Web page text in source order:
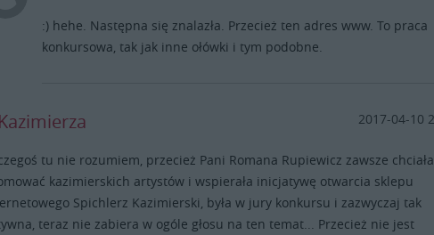
:) hehe. Następna się znalazła. Przecież ten adres www. To praca
konkursowa, tak jak inne ołówki i tym podobne.
2017-04-10
tu nie rozumiem, przecież Pani Romana Rupiewicz zawsze chciała
kazimierskich artystów i wspierała inicjatywę otwarcia sklepu
Spichlerz Kazimierski, była w jury konkursu i zazwyczaj tak
teraz nie zabiera w ogóle głosu na ten temat... Przecież nie jest